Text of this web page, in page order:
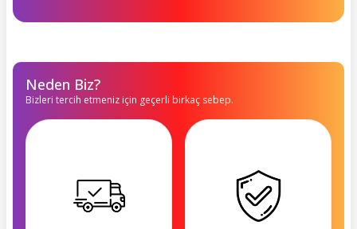
Neden Biz?
Bizleri tercih etmeniz için geçerli birkaç sebep.